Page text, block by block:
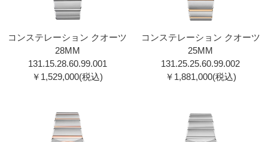
コンステレーション クオーツ
28MM
131.15.28.60.99.00 1
￥1,529,000(税込)
コンステレーション クオーツ
25MM
131.25.25.60.99.00 2
￥1,881,000(税込)